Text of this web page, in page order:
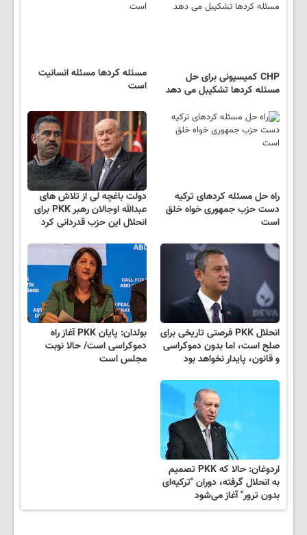
CHP کمیسیونی برای حل
مسئله کردها تشکیبل می دهد
مسئله کردها مسئله انسانیت
است
راه حل مسئله کردهای ترکیه
دست حزب جمهوری خواه خلق
است
دولت باغچه لی از تلاش های
عبدالله اوجالان رهبر PKK برای
انحلال این حزب قدردانی کرد
انحلال PKK فرصتی تاریخی برای
صلح است، اما بدون دموکراسی
و قانون، پایدار نخواهد بود
بولدان: پایان PKK آغاز راه
دموکراسی است/ حالا نوبت
مجلس است
اردوغان: حالا که PKK تصمیم
به انحلال گرفته، دوران "ترکیه‌ای
بدون ترور" آغاز می‌شود